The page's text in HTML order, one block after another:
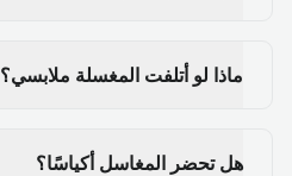
ماذا لو أتلفت المغسلة ملابسي؟
هل تحضر المغاسل أكياسًا؟